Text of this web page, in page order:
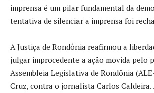
imprensa é um pilar fundamental da
tentativa de silenciar a imprensa foi
A Justiça de Rondônia reafirmou a
julgar improcedente a ação movida pelo
Assembleia Legislativa de Rondônia
Cruz, contra o jornalista Carlos Caldeira.